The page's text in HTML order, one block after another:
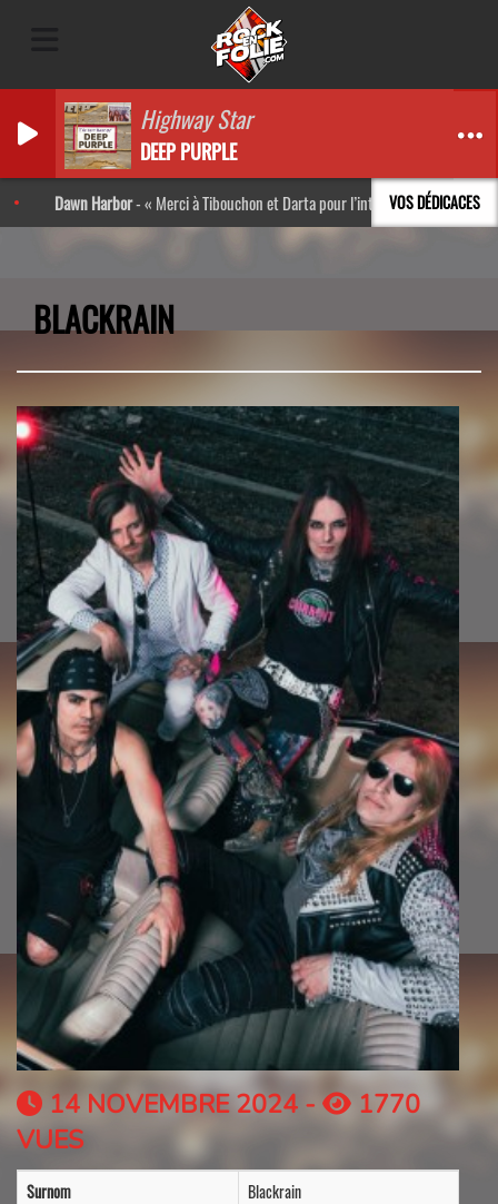
Highway Star
DEEP PURPLE
VOS DÉDICACES
- Merci à Tibouchon et Darta pour l’interview ! Très bon moment en
BLACKRAIN
14 NOVEMBRE 2024 -
1770
VUES
Surnom
Blackrain